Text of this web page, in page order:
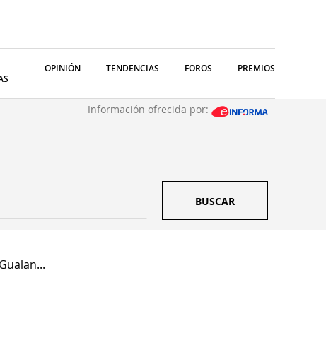
OPINIÓN TENDENCIAS FOROS PREMIOS
Información ofrecida por:
BUSCAR